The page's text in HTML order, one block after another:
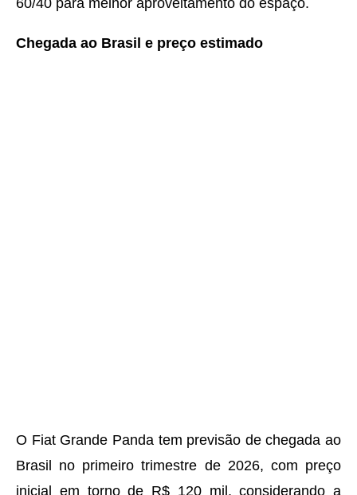
60/40 para melhor aproveitamento do espaço.
Chegada ao Brasil e preço estimado
O Fiat Grande Panda tem previsão de chegada ao
Brasil no primeiro trimestre de 2026, com preço
inicial em torno de R$ 120 mil, considerando a